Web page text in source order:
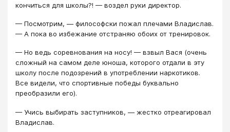
кончиться для школы?! — воздел руки директор.
— Посмотрим, — философски пожал плечами Владислав.
— А пока во избежание отстраняю обоих от тренировок.
— Но ведь соревнования на носу! — взвыл Вася (очень
сложный на самом деле юноша, которого отдали в эту
школу после подозрений в употреблении наркотиков.
Все видели, что спортивные победы буквально
преобразили его).
— Учись выбирать заступников, — жестко отреагировал
Владислав.